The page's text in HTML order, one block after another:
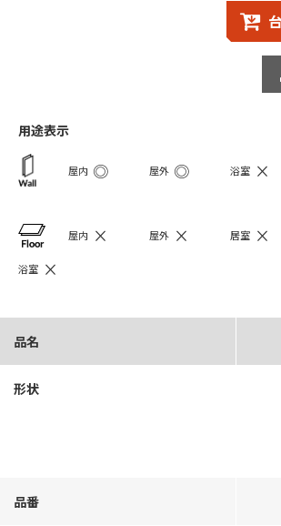
用途表示
屋内 ◎ 屋外 ◎ 浴室 ×
屋内 × 屋外 × 居室 ×
浴室 ×
品名
形状
品番